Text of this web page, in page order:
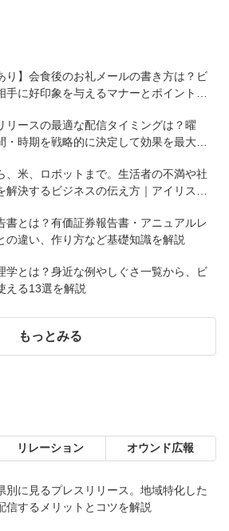
り】会食後のお礼メールの書き方は？ビ
手に好印象を与えるマナーとポイントを
リースの最適な配信タイミングは？曜
・時期を戦略的に決定して効果を最大化
、米、ロボットまで。生活者の不満や社
解決するビジネスの伝え方｜アイリスオ
書とは？有価証券報告書・アニュアルレ
の違い、作り方など基礎知識を解説
学とは？身近な例やしぐさ一覧から、ビ
える13選を解説
もっとみる
リレーション オウンド広報
別に見るプレスリリース。地域特化した
信するメリットとコツを解説